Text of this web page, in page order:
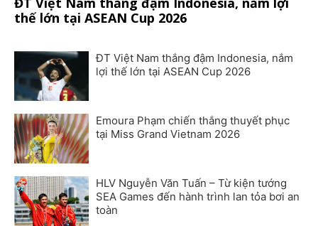
thế lớn tại ASEAN Cup 2026
ĐT Việt Nam thắng đậm Indonesia, nắm
lợi thế lớn tại ASEAN Cup 2026
Emoura Phạm chiến thắng thuyết phục
tại Miss Grand Vietnam 2026
HLV Nguyễn Văn Tuấn – Từ kiện tướng
SEA Games đến hành trình lan tỏa bơi an
toàn